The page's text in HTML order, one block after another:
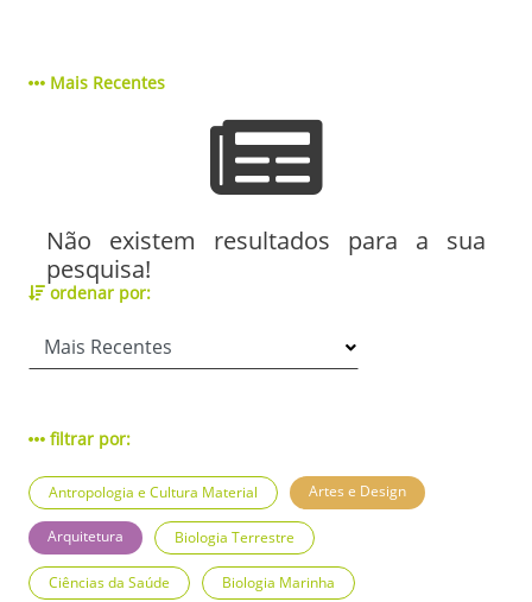
Mais Recentes
Não existem resultados para a sua
pesquisa!
ordenar por:
filtrar por:
Antropologia e Cultura Material Artes e Design
Arquitetura Biologia Terrestre
Ciências da Saúde Biologia Marinha